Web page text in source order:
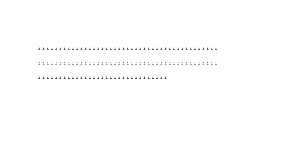
. . . . . . . . . . . . . . . . . . . . . . . . . . . . . . . . . . . . . . . . . . .
. . . . . . . . . . . . . . . . . . . . . . . . . . . . . . . . . . . . . . . . . . .
. . . . . . . . . . . . . . . . . . . . . . . . . . . . . . .